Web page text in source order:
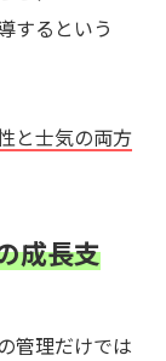
するという
と士気の両方
成長支
管理だけでは